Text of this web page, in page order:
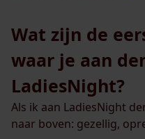
Wat zijn de
waar je aan
LadiesNight?
Als ik aan LadiesNight
naar boven: gezellig,